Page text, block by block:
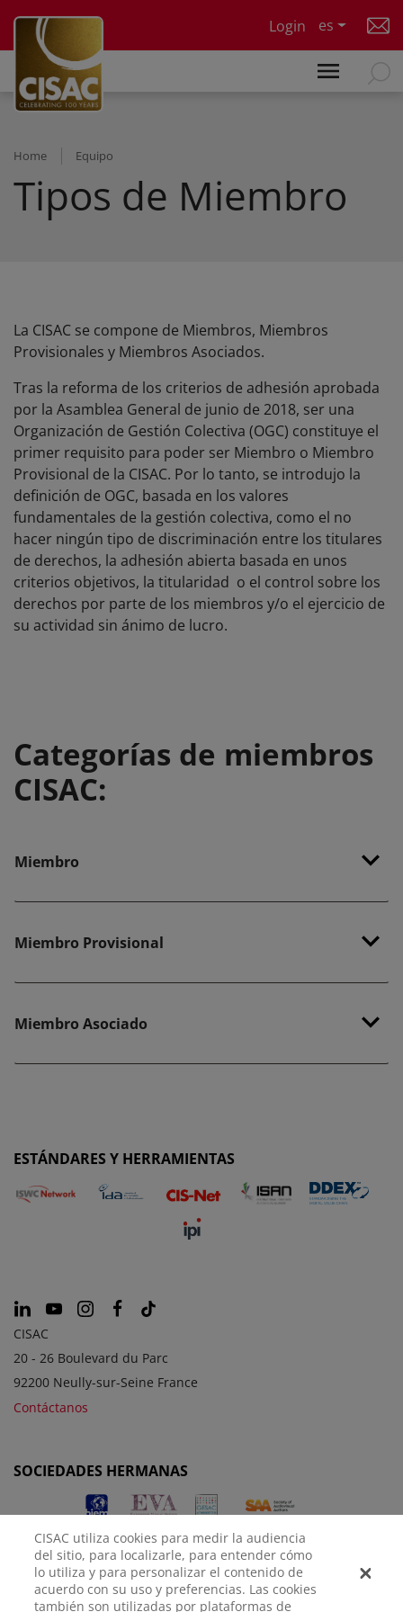
Login
es
Home Equipo
Tipos de Miembro
La CISAC se compone de Miembros, Miembros
Provisionales y Miembros Asociados.
Tras la reforma de los criterios de adhesión aprobada
por la Asamblea General de junio de 2018, ser una
Organización de Gestión Colectiva (OGC) constituye el
primer requisito para poder ser Miembro o Miembro
Provisional de la CISAC. Por lo tanto, se introdujo la
definición de OGC, basada en los valores
fundamentales de la gestión colectiva, como el no
hacer ningún tipo de discriminación entre los titulares
de derechos, la adhesión abierta basada en unos
criterios objetivos, la titularidad o el control sobre los
derechos por parte de los miembros y/o el ejercicio de
su actividad sin ánimo de lucro.
Categorías de miembros
CISAC:
Miembro
Miembro Provisional
Miembro Asociado
ESTÁNDARES Y HERRAMIENTAS
CISAC
20 - 26 Boulevard du Parc
92200 Neully-sur-Seine France
Contáctanos
SOCIEDADES HERMANAS
CISAC utiliza cookies para medir la audiencia
del sitio, para localizarle, para entender cómo
lo utiliza y para personalizar el contenido de
acuerdo con su uso y preferencias. Las cookies
también son utilizadas por plataformas de